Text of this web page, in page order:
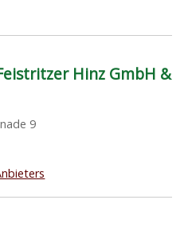
Feistritzer Hinz GmbH &
9